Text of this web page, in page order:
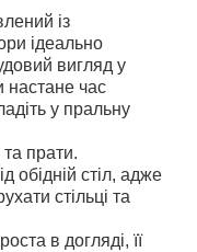
із
ідеально
вигляд у
настане час
у пральну
прати.
обідній стіл, адже
стільці та
в догляді, її